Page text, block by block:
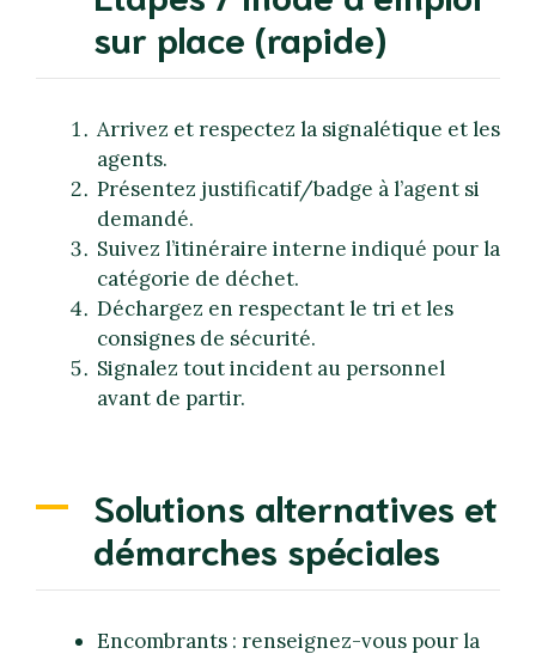
sur place (rapide)
Arrivez et respectez la signalétique et les
agents.
Présentez justificatif/badge à l’agent si
demandé.
Suivez l’itinéraire interne indiqué pour la
catégorie de déchet.
Déchargez en respectant le tri et les
consignes de sécurité.
Signalez tout incident au personnel
avant de partir.
Solutions alternatives et
démarches spéciales
Encombrants : renseignez-vous pour la